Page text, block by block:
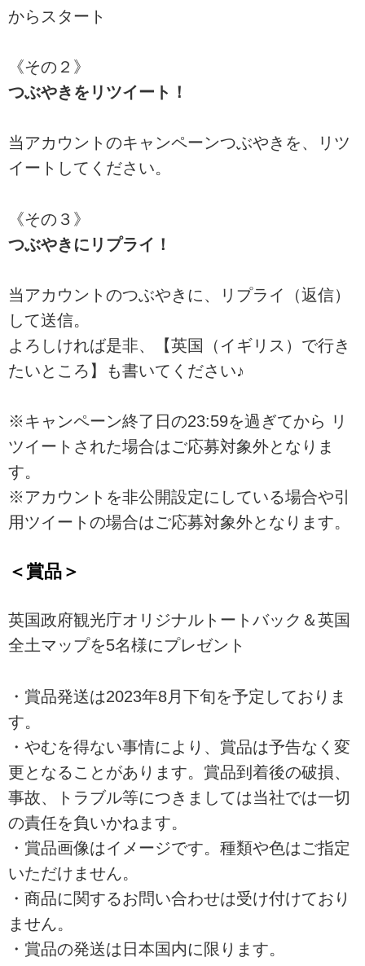
からスタート
《その２》
つぶやきをリツイート！
当アカウントのキャンペーンつぶやきを、リツ
イートしてください。
《その３》
つぶやきにリプライ！
当アカウントのつぶやきに、リプライ（返信）
して送信。
よろしければ是非、【英国（イギリス）で行き
たいところ】も書いてください♪
※キャンペーン終了日の23:59を過ぎてから リ
ツイートされた場合はご応募対象外となりま
す。
※アカウントを非公開設定にしている場合や引
用ツイートの場合はご応募対象外となります。
＜賞品＞
英国政府観光庁オリジナルトートバック＆英国
全土マップを5名様にプレゼント
・賞品発送は2023年8月下旬を予定しておりま
す。
・やむを得ない事情により、賞品は予告なく変
更となることがあります。賞品到着後の破損、
事故、トラブル等につきましては当社では一切
の責任を負いかねます。
・賞品画像はイメージです。種類や色はご指定
いただけません。
・商品に関するお問い合わせは受け付けており
ません。
・賞品の発送は日本国内に限ります。